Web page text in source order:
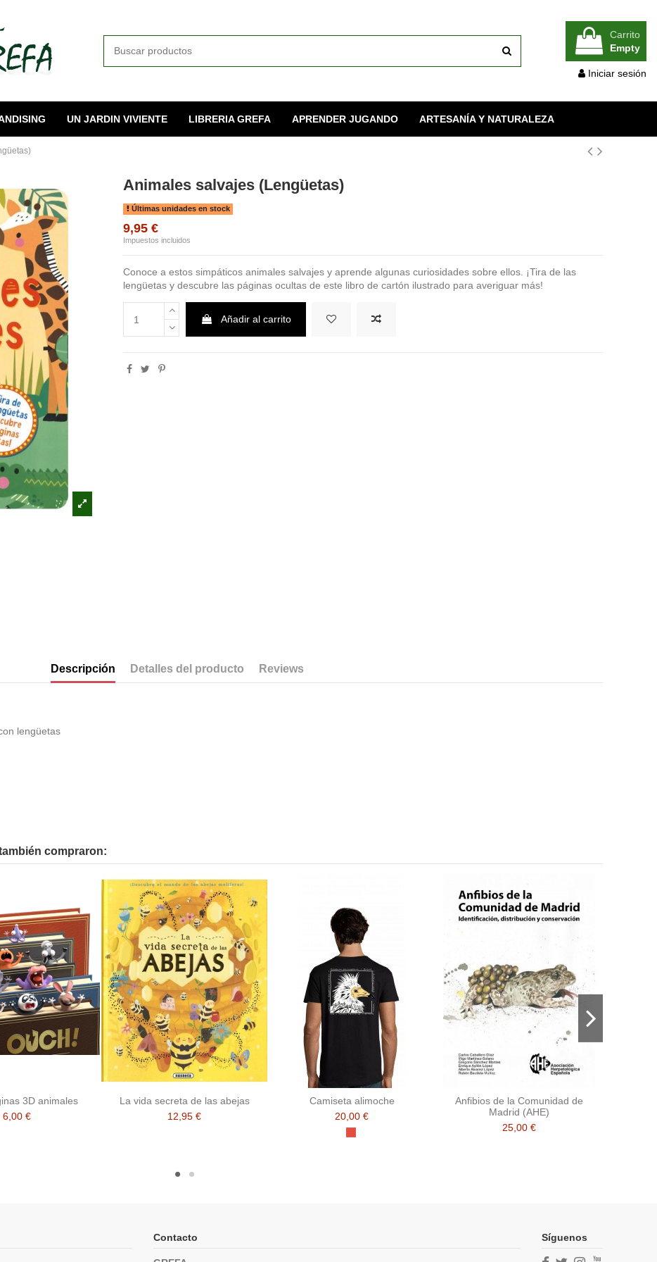
Carrito
Empty
Iniciar sesión
UN JARDIN VIVIENTE LIBRERIA GREFA APRENDER JUGANDO ARTESANÍA Y NATURALEZA
Animales salvajes (Lengüetas)
Últimas unidades en stock
9,95 €
Impuestos incluidos
Conoce a estos simpáticos animales salvajes y aprende algunas curiosidades sobre ellos. ¡Tira de las
lengüetas y descubre las páginas ocultas de este libro de cartón ilustrado para averiguar más!
Añadir al carrito
Descripción Detalles del producto Reviews
lengüetas
compraron:
3D animales
6,00 €
La vida secreta de las abejas
12,95 €
Camiseta alimoche
20,00 €
Rojo
Anfibios de la Comunidad de
Madrid (AHE)
25,00 €
Contacto Síguenos